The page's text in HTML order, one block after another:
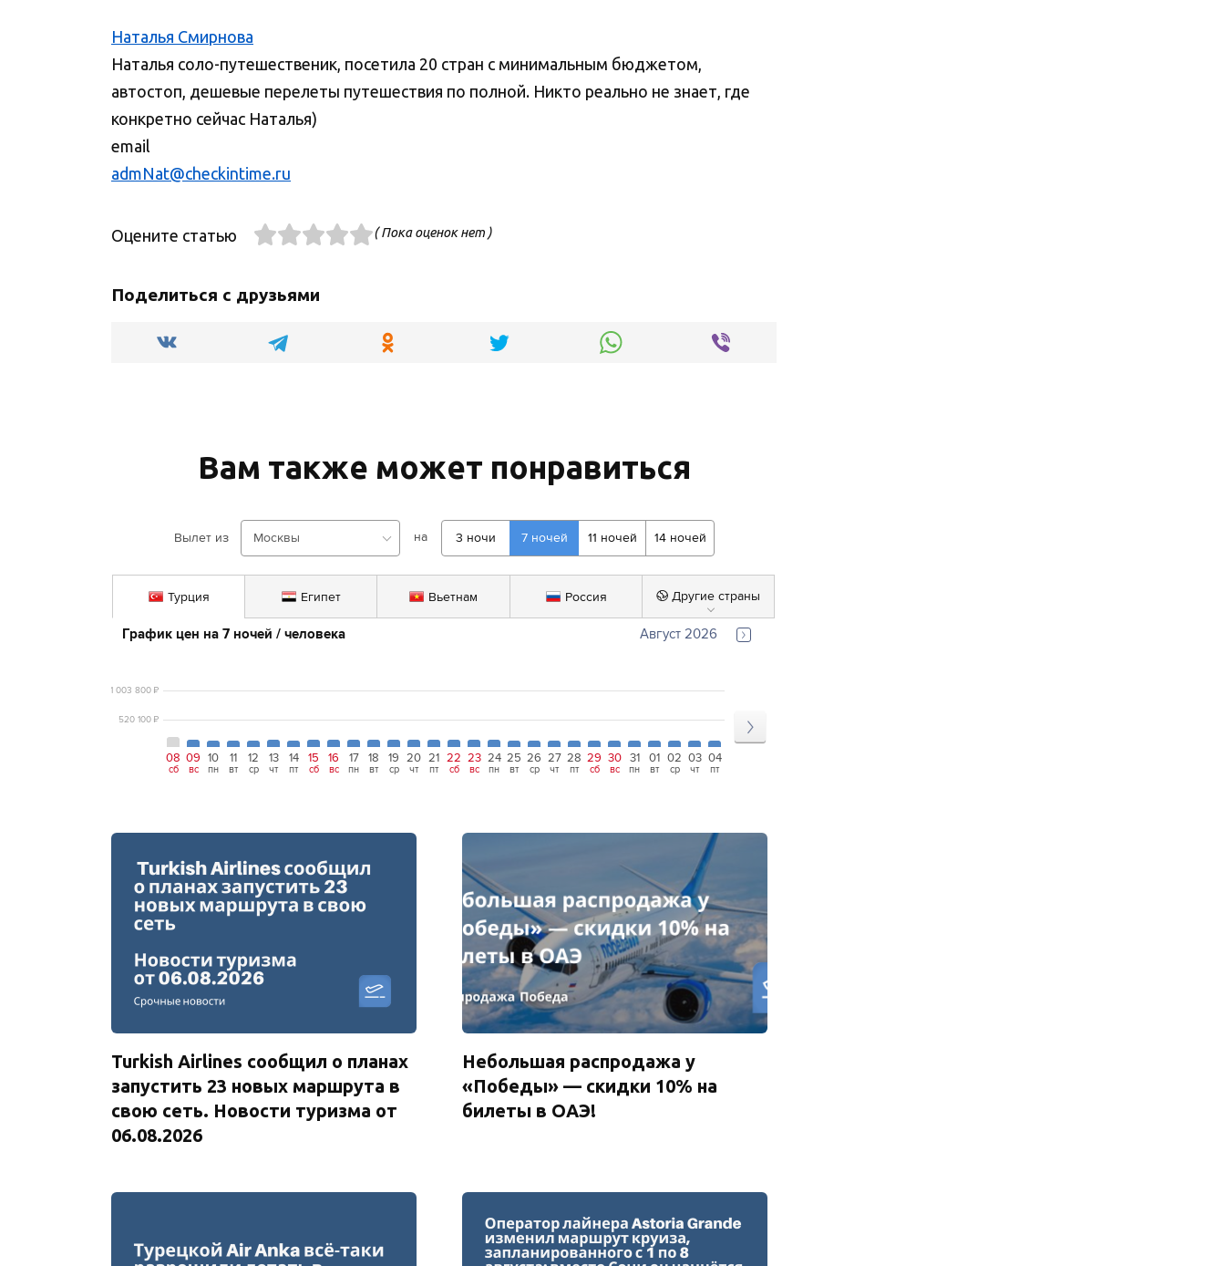
Наталья Смирнова
Наталья соло-путешественик, посетила 20 стран с минимальным бюджетом,
автостоп, дешевые перелеты путешествия по полной. Никто реально не знает, где
конкретно сейчас Наталья)
email
admNat@checkintime.ru
Оцените статью ( Пока оценок нет )
Поделиться с друзьями
Вам также может понравиться
Вылет из Москвы на 3 ночи 7 ночей 11 ночей 14 ночей
Турция Египет Вьетнам Россия Другие страны
График цен на 7 ночей / человека Август 2026
1 003 800 ₽
520 100 ₽
08
сб
09
вс
10
пн
11
вт
12
ср
13
чт
14
пт
15
сб
16
вс
17
пн
18
вт
19
ср
20
чт
21
пт
22
сб
23
вс
24
пн
25
вт
26
ср
27
чт
28
пт
29
сб
30
вс
31
пн
01
вт
02
ср
03
чт
04
пт
Turkish Airlines сообщил о планах
запустить 23 новых маршрута в
свою сеть. Новости туризма от
06.08.2026
Небольшая распродажа у
«Победы» — скидки 10% на
билеты в ОАЭ!